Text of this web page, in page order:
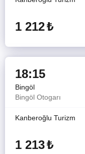
1 212₺
18:15
Bingöl
Bingöl Otogarı
Kanberoğlu Turizm
1 213₺